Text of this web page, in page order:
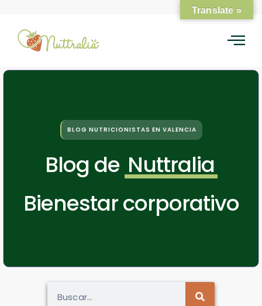
BLOG NUTRICIONISTAS EN VALENCIA
Blog de Nuttralia
Bienestar corporativo
Translate »